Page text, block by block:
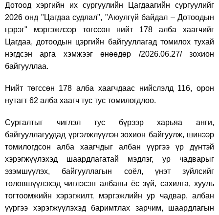
Дотоод хэргийн их сургуулийн Цагдаагийн сургуулийг
2026 онд "Цагдаа судлал", "Аюулгүй байдал – Дотоодын
цэрэг" мэргэжлээр төгссөн нийт 178 алба хаагчийг
Цагдаа, дотоодын цэргийн байгууллагад томилох тухай
нэгдсэн арга хэмжээг өнөөдөр /2026.06.27/ зохион
байгууллаа.
Нийт төгссөн 178 алба хаагчдаас нийслэлд 116, орон
нутагт 62 алба хаагч тус тус томилогдлоо.
Сургалтыг чиглэл тус бүрээр харьяа анги,
байгууллагуудад үргэлжлүүлэн зохион байгуулж, шинээр
томилогдсон алба хаагчдыг албан үүргээ үр дүнтэй
хэрэгжүүлэхэд шаардлагатай мэдлэг, ур чадварыг
эзэмшүүлэх, байгууллагын соёл, үнэт зүйлсийг
төлөвшүүлэхэд чиглэсэн албаны ёс зүй, сахилга, хууль
тогтоомжийн хэрэгжилт, мэргэжлийн ур чадвар, албан
үүргээ хэрэгжүүлэхэд баримтлах зарчим, шаардлагын